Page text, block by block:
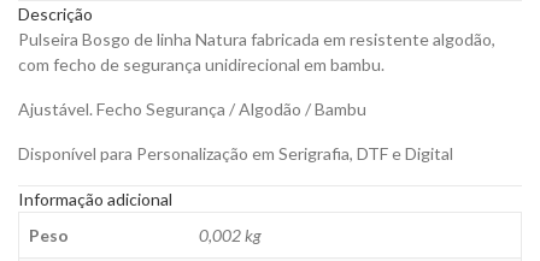
para
Personalizar
quantity
Descrição
Pulseira Bosgo de linha Natura fabricada em resistente algodão,
com fecho de segurança unidirecional em bambu.
Ajustável. Fecho Segurança / Algodão / Bambu
Disponível para Personalização em Serigrafia, DTF e Digital
Informação adicional
Peso
0,002 kg